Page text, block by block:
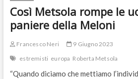
Così Metsola rompe le
paniere della Meloni
Francesco Neri
9 Giugno 2023
estremisti europa Roberta Metsola
“Quando diciamo che mettiamo